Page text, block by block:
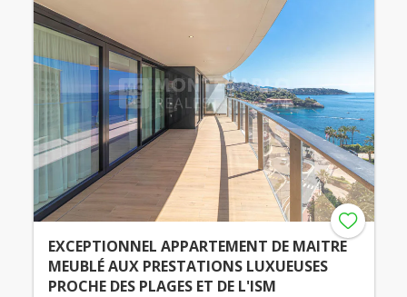
EXCEPTIONNEL APPARTEMENT DE MAITRE
MEUBLÉ AUX PRESTATIONS LUXUEUSES
PROCHE DES PLAGES ET DE L'ISM